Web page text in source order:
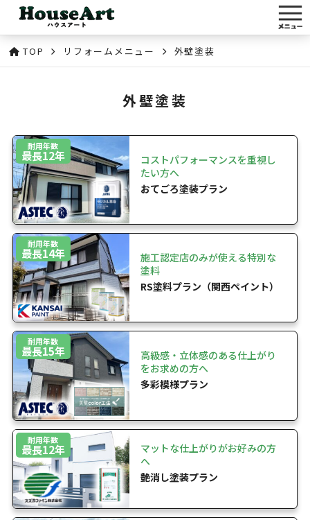
TOP リフォームメニュー 外壁塗装
外壁塗装
耐用年数
最長12年
コストパフォーマンスを重視し
たい方へ
おてごろ塗装プラン
耐用年数
最長14年
施工認定店のみが使える特別な
塗料
RS塗料プラン（関西ペイント）
耐用年数
最長15年
高級感・立体感のある仕上がり
をお求めの方へ
多彩模様プラン
耐用年数
最長12年
マットな仕上がりがお好みの方
へ
艶消し塗装プラン